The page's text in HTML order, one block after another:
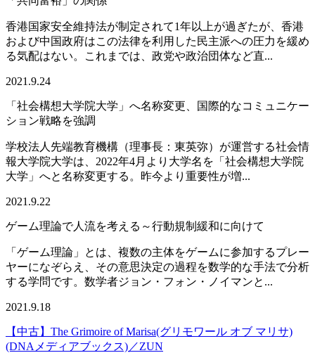
香港国家安全維持法が制定されて1年以上が過ぎたが、香港
および中国政府はこの法律を利用した民主派への圧力を緩め
る気配はない。これまでは、政党や政治団体など直...
2021.9.24
「社会構想大学院大学」へ名称変更、国際的なコミュニケー
ション戦略を強調
学校法人先端教育機構（理事長：東英弥）が運営する社会情
報大学院大学は、2022年4月より大学名を「社会構想大学院
大学」へと名称変更する。昨今より重要性が増...
2021.9.22
ゲーム理論で人流を考える～行動規制緩和に向けて
「ゲーム理論」とは、複数の主体をゲームに参加するプレー
ヤーになぞらえ、その意思決定の過程を数学的な手法で分析
する学問です。数学者ジョン・フォン・ノイマンと...
2021.9.18
【中古】The Grimoire of Marisa(グリモワール オブ マリサ)
(DNAメディアブックス)／ZUN